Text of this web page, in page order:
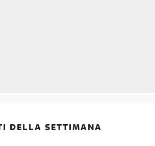
DELLA SETTIMANA